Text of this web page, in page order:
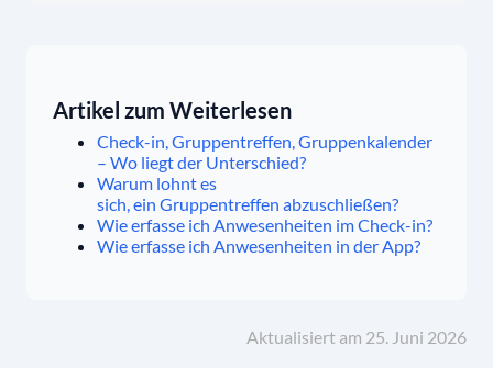
Artikel zum Weiterlesen
Check-in, Gruppentreffen, Gruppenkalender
– Wo liegt der Unterschied?
Warum lohnt es
sich, ein Gruppentreffen abzuschließen?
Wie erfasse ich Anwesenheiten im Check-in?
Wie erfasse ich Anwesenheiten in der App?
Aktualisiert am 25. Juni 2026